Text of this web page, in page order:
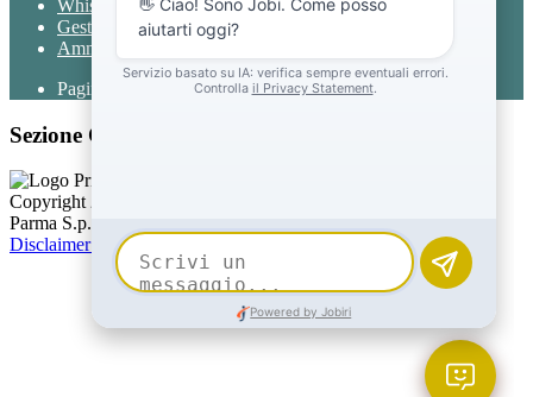
Whistleblowing
Gestione consensi cookie
Amministrazione trasparente
Pagina visualizzata76992volte
Sezione Copyright
Copyright 2026 | Engineered and powered by Gruppo Spaggiari
Parma S.p.A. | Divisione Publishing & New Social Media
Disclaimer trattamento dati personali